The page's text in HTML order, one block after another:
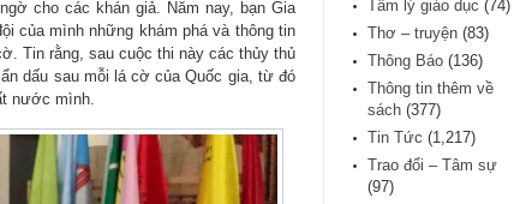
cho các khán giả. Năm nay, bạn Gia
của mình những khám phá và thông tin
Tin rằng, sau cuộc thi này các thủy thủ
dấu sau mỗi lá cờ của Quốc gia, từ đó
nước mình.
Tâm lý giáo dục (74)
Thơ – truyện (83)
Thông Báo (136)
Thông tin thêm về
sách (377)
Tin Tức (1,217)
Trao đổi – Tâm sự
(97)